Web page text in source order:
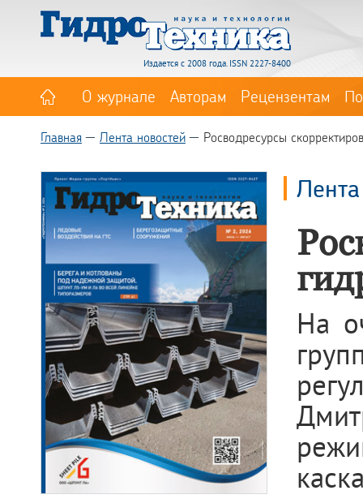
Издается с 2008 года. ISSN 2227-8400
О журнале Авторам Рецензентам
Главная Лента новостей Росводресурсы
На